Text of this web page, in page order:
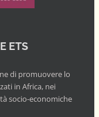
ETS
di promuovere lo
in Africa, nei
socio-economiche